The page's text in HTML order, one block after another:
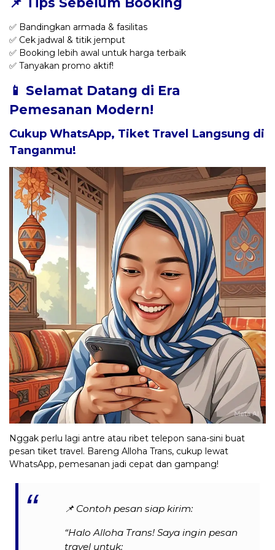
✅ Bandingkan armada & fasilitas
✅ Cek jadwal & titik jemput
✅ Booking lebih awal untuk harga terbaik
✅ Tanyakan promo aktif!
📱 Selamat Datang di Era
Pemesanan Modern!
Cukup WhatsApp, Tiket Travel Langsung di
Tanganmu!
Nggak perlu lagi antre atau ribet telepon sana-sini buat
pesan tiket travel. Bareng Alloha Trans, cukup lewat
WhatsApp, pemesanan jadi cepat dan gampang!
📌 Contoh pesan siap kirim:
“Halo Alloha Trans! Saya ingin pesan
travel untuk: